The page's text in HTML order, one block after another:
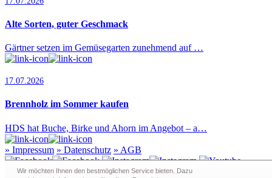
Alte Sorten, guter Geschmack
Gärtner setzen im Gemüsegarten zunehmend auf …
17.07.2026
Brennholz im Sommer kaufen
HDS hat Buche, Birke und Ahorn im Angebot – a…
» Impressum » Datenschutz » AGB
Wir möchten Ihnen den bestmöglichen Service bieten. Dazu